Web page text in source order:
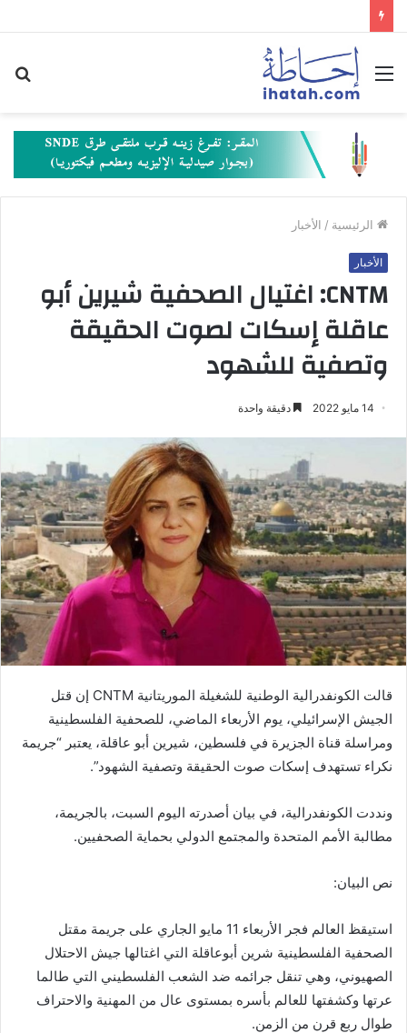
القائمة
الرئيسية / الأخبار
الأخبار
‏CNTM: اغتيال الصحفية شيرين أبو
عاقلة إسكات لصوت الحقيقة
وتصفية للشهود
14 مايو 2022 دقيقة واحدة
قالت الكونفدرالية الوطنية للشغيلة الموريتانية CNTM إن قتل
الجيش الإسرائيلي، يوم الأربعاء الماضي، للصحفية الفلسطينية
ومراسلة قناة الجزيرة في فلسطين، شيرين أبو عاقلة، يعتبر “جريمة
نكراء تستهدف إسكات صوت الحقيقة وتصفية الشهود”.
ونددت الكونفدرالية، في بيان أصدرته اليوم السبت، بالجريمة،
مطالبة الأمم المتحدة والمجتمع الدولي بحماية الصحفيين.
نص البيان:
استيقظ العالم فجر الأربعاء 11 مايو الجاري على جريمة مقتل
الصحفية الفلسطينية شرين أبوعاقلة التي اغتالها جيش الاحتلال
الصهيوني، وهي تنقل جرائمه ضد الشعب الفلسطيني التي طالما
عرتها وكشفتها للعالم بأسره بمستوى عال من المهنية والاحتراف
طوال ربع قرن من الزمن.